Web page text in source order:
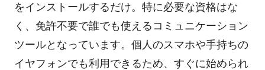
をインストールするだけ。特に必要な資格はな
く、免許不要で誰でも使えるコミュニケーション
ツールとなっています。個人のスマホや手持ちの
イヤフォンでも利用できるため、すぐに始められ